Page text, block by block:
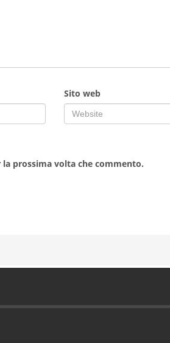
Sito web
prossima volta che commento.